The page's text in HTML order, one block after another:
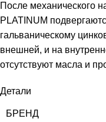
После механического
PLATINUM
гальваническому
внешней, и на
отсутствуют масла и
Детали
БРЕНД